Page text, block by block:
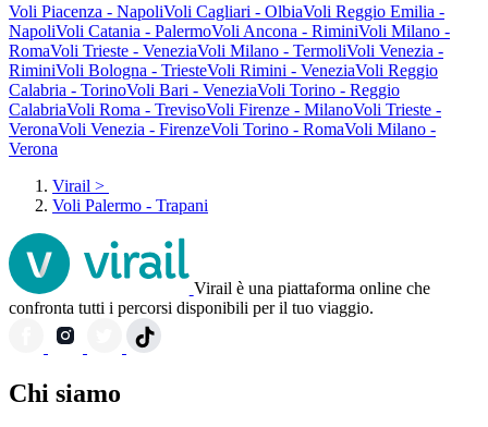
Voli Piacenza - NapoliVoli Cagliari - OlbiaVoli Reggio Emilia -
NapoliVoli Catania - PalermoVoli Ancona - RiminiVoli Milano -
RomaVoli Trieste - VeneziaVoli Milano - TermoliVoli Venezia -
RiminiVoli Bologna - TriesteVoli Rimini - VeneziaVoli Reggio
Calabria - TorinoVoli Bari - VeneziaVoli Torino - Reggio
CalabriaVoli Roma - TrevisoVoli Firenze - MilanoVoli Trieste -
VeronaVoli Venezia - FirenzeVoli Torino - RomaVoli Milano -
Verona
Virail >
Voli Palermo - Trapani
Virail è una piattaforma online che
confronta tutti i percorsi disponibili per il tuo viaggio.
Chi siamo